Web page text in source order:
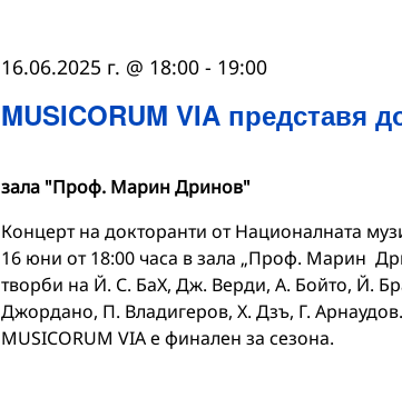
MUSICORUM VIA представя
16.06.2025 г. @ 18:00- 19:00
зала "Проф. Марин Дринов"
Концерт на докторанти от Националната
16 юни от 18:00 часа в зала „Проф. Марин
творби на Й. С. БаХ, Дж. Верди, А. Бойто, Й.
Джордано, П. Владигеров, Х. Дзъ, Г.
MUSICORUM VIA е финален за сезона.